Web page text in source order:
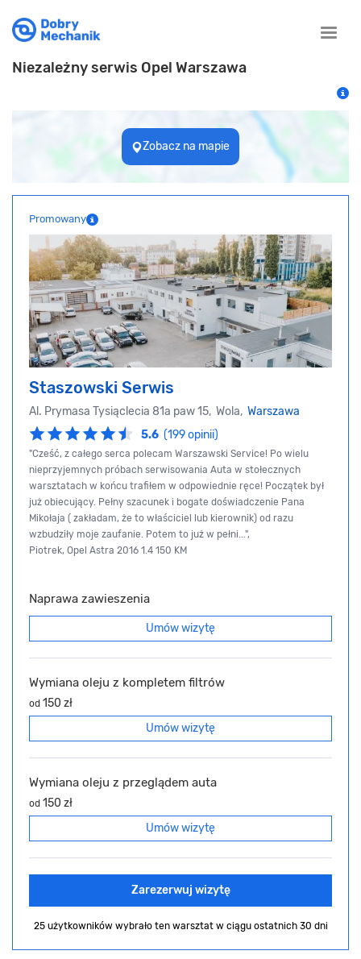
Toggle
Niezależny serwis Opel Warszawa
Zobacz na mapie
Promowany
Staszowski Serwis
Al. Prymasa Tysiąclecia 81a paw 15, Wola, Warszawa
5.6 (199 opinii)
"Cześć, z całego serca polecam Warszawski Service! Po wielu
nieprzyjemnych próbach serwisowania Auta w stołecznych
warsztatach w końcu trafiłem w odpowiednie ręce! Początek był
już obiecujący. Pełny szacunek i bogate doświadczenie Pana
Mikołaja ( zakładam, że to właściciel lub kierownik) od razu
wzbudziły moje zaufanie. Potem to już w pełni...",
Piotrek, Opel Astra 2016 1.4 150 KM
Naprawa zawieszenia
Umów wizytę
Wymiana oleju z kompletem filtrów
od 150 zł
Umów wizytę
Wymiana oleju z przeglądem auta
od 150 zł
Umów wizytę
Zarezerwuj wizytę
25 użytkowników wybrało ten warsztat w ciągu ostatnich 30 dni